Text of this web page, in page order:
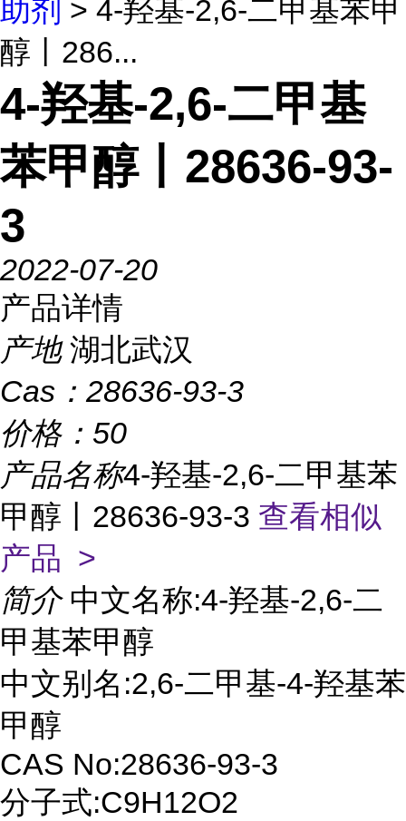
助剂 > 4-羟基-2,6-二甲基苯甲
醇丨286...
4-羟基-2,6-二甲基
苯甲醇丨28636-93-
3
2022-07-20
产品详情
产地 湖北武汉
Cas： 28636-93-3
价格： 50
产品名称4-羟基-2,6-二甲基苯
甲醇丨28636-93-3 查看相似
产品 >
简介 中文名称:4-羟基-2,6-二
甲基苯甲醇
中文别名:2,6-二甲基-4-羟基苯
甲醇
CAS No:28636-93-3
分子式:C9H12O2